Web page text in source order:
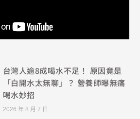
台灣人逾8成喝水不足！ 原因竟是
「白開水太無聊」？ 營養師曝無痛
喝水妙招
2026 年 8 月 7 日